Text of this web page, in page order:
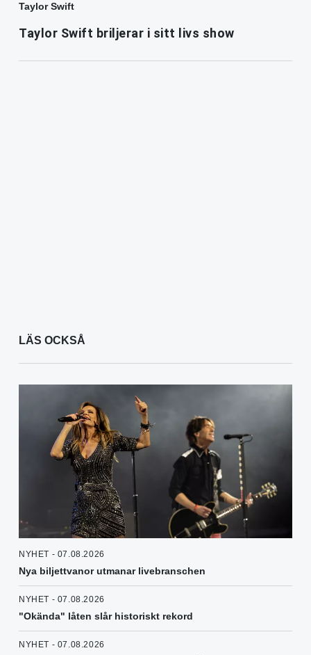
Taylor Swift
Taylor Swift briljerar i sitt livs show
LÄS OCKSÅ
NYHET - 07.08.2026
Nya biljettvanor utmanar livebranschen
NYHET - 07.08.2026
"Okända" låten slår historiskt rekord
NYHET - 07.08.2026